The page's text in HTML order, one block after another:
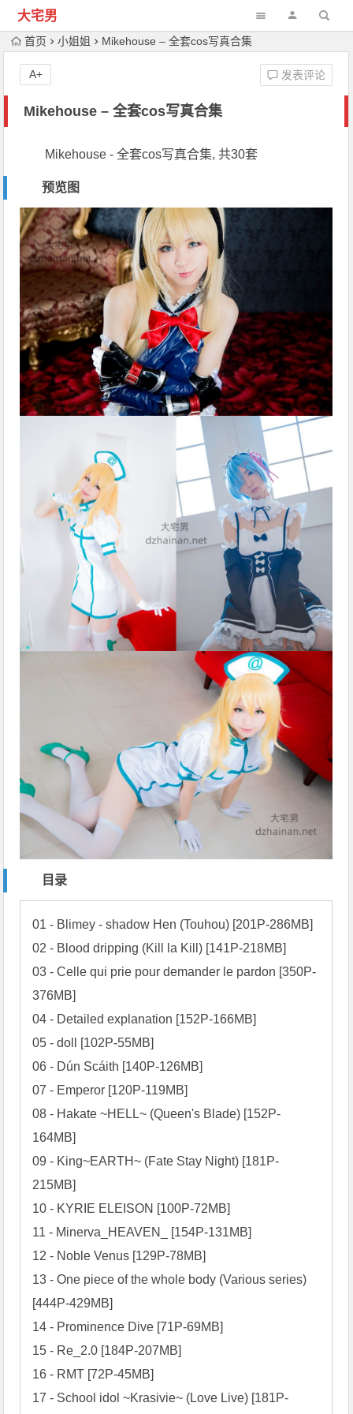
大宅男
首页 小姐姐 Mikehouse – 全套cos写真合集
Mikehouse – 全套cos写真合集
发表评论
A+
Mikehouse - 全套cos写真合集, 共30套
预览图
目录
01 - Blimey - shadow Hen (Touhou) [201P-286MB]
02 - Blood dripping (Kill la Kill) [141P-218MB]
03 - Celle qui prie pour demander le pardon [350P-
376MB]
04 - Detailed explanation [152P-166MB]
05 - doll [102P-55MB]
06 - Dún Scáith [140P-126MB]
07 - Emperor [120P-119MB]
08 - Hakate ~HELL~ (Queen's Blade) [152P-
164MB]
09 - King~EARTH~ (Fate Stay Night) [181P-
215MB]
10 - KYRIE ELEISON [100P-72MB]
11 - Minerva_HEAVEN_ [154P-131MB]
12 - Noble Venus [129P-78MB]
13 - One piece of the whole body (Various series)
[444P-429MB]
14 - Prominence Dive [71P-69MB]
15 - Re_2.0 [184P-207MB]
16 - RMT [72P-45MB]
17 - School idol ~Krasivie~ (Love Live) [181P-